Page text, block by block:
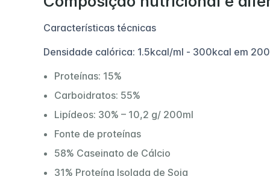
Características técnicas
Densidade calórica: 1.5kcal/ml - 300kcal em
Proteínas: 15%
Carboidratos: 55%
Lipídeos: 30% – 10,2 g/ 200ml
Fonte de proteínas
58% Caseinato de Cálcio
31% Proteína Isolada de Soja